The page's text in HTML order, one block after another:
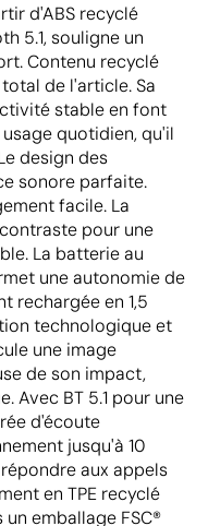
d'ABS recyclé
5.1, souligne un
Contenu recyclé
de l'article. Sa
stable en font
quotidien, qu'il
design des
sonore parfaite.
facile. La
pour une
La batterie au
une autonomie de
rechargée en 1,5
technologique et
une image
de son impact,
Avec BT 5.1 pour une
d'écoute
jusqu'à 10
aux appels
en TPE recyclé
emballage FSC®